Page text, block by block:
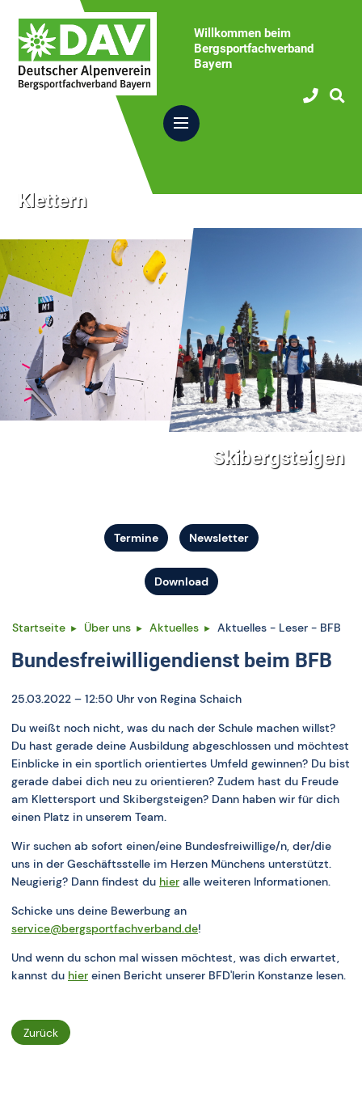
Willkommen beim
Bergsportfachverband
Bayern
Klettern
Skibergsteigen
Termine Newsletter
Download
Startseite Über uns Aktuelles Aktuelles - Leser - BFB
Bundesfreiwilligendienst beim BFB
25.03.2022 – 12:50 Uhr von Regina Schaich
Du weißt noch nicht, was du nach der Schule machen willst?
Du hast gerade deine Ausbildung abgeschlossen und möchtest
Einblicke in ein sportlich orientiertes Umfeld gewinnen? Du bist
gerade dabei dich neu zu orientieren? Zudem hast du Freude
am Klettersport und Skibergsteigen? Dann haben wir für dich
einen Platz in unserem Team.
Wir suchen ab sofort einen/eine Bundesfreiwillige/n, der/die
uns in der Geschäftsstelle im Herzen Münchens unterstützt.
Neugierig? Dann findest du hier alle weiteren Informationen.
Schicke uns deine Bewerbung an
service@bergsportfachverband.de!
Und wenn du schon mal wissen möchtest, was dich erwartet,
kannst du hier einen Bericht unserer BFD'lerin Konstanze lesen.
Zurück